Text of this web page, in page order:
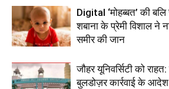
Digital ‘मोहब्बत’ की
शबाना के प्रेमी विशाल
समीर की जान
जौहर यूनिवर्सिटी को
बुलडोज़र कार्रवाई के